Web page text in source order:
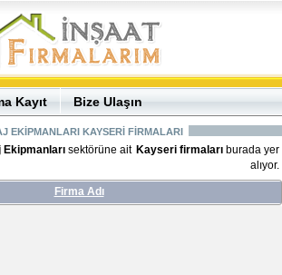
Kayıt Bize Ulaşın
EKİPMANLARI KAYSERİ FİRMALARI
sektörüne ait Kayseri firmaları burada yer
alıyor.
Firma Adı